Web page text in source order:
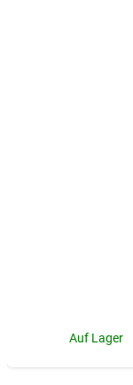
Auf Lager